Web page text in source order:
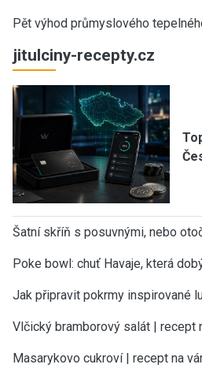
Pět výhod průmyslového
jitulciny-recepty.cz
Šatní skříň s posuvnými, nebo
Poke bowl: chuť Havaje, která
Jak připravit pokrmy inspirované
Vlčický bramborový salát | recept
Masarykovo cukroví | recept na